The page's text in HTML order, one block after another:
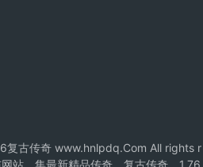
古传奇 www.hnlpdq.Com All rights r
站，集最新精品传奇、复古传奇、1.76